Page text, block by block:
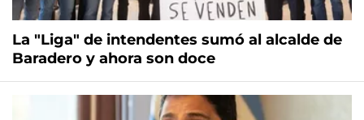
La "Liga" de intendentes sumó al alcalde de
Baradero y ahora son doce